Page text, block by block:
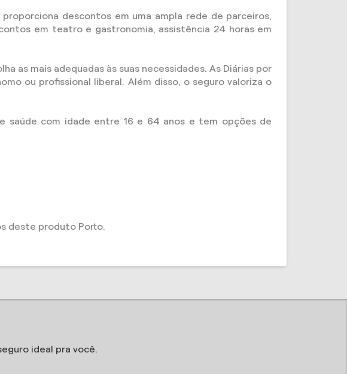
descontos em uma ampla rede de parceiros,
em teatro e gastronomia, assistência 24 horas em
as mais adequadas às suas necessidades. As Diárias por
ou profissional liberal. Além disso, o seguro valoriza o
saúde com idade entre 16 e 64 anos e tem opções de
deste produto Porto.
ideal pra você.